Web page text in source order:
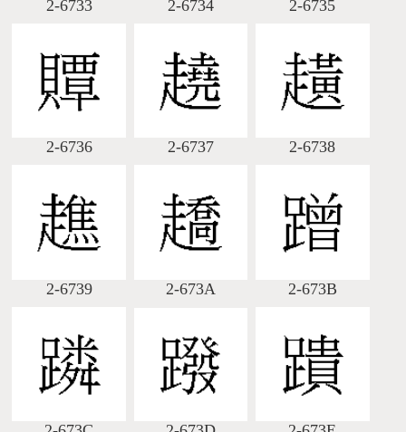
2-6733 2-6734 2-6735
2-6736 2-6737 2-6738
2-6739 2-673A 2-673B